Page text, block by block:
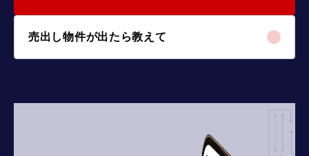
売出し物件が出たら教えて